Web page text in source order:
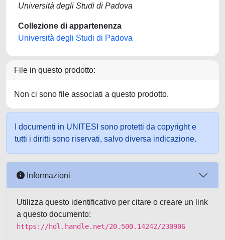
Università degli Studi di Padova
Collezione di appartenenza
Università degli Studi di Padova
File in questo prodotto:
Non ci sono file associati a questo prodotto.
I documenti in UNITESI sono protetti da copyright e
tutti i diritti sono riservati, salvo diversa indicazione.
Informazioni
Utilizza questo identificativo per citare o creare un link
a questo documento:
https://hdl.handle.net/20.500.14242/230906